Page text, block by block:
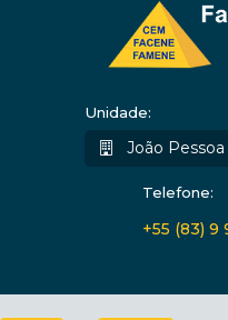
Unidade:
João Pessoa
Telefone:
+55 (83) 9